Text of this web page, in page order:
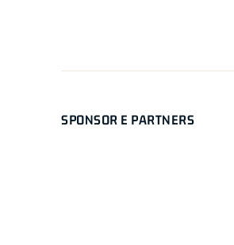
SPONSOR E PARTNERS